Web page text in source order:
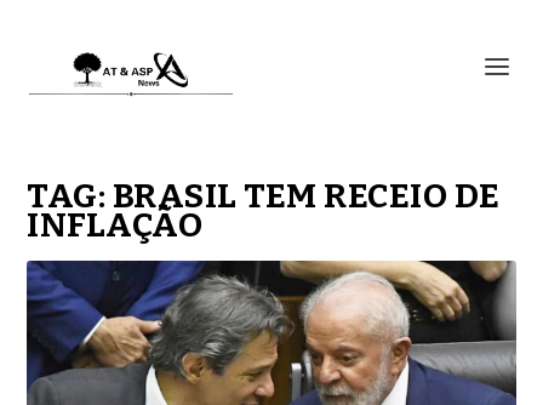
TAG: BRASIL TEM RECEIO DE
INFLAÇÃO